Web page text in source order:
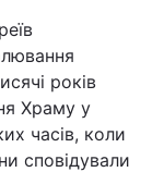
років
Храму у
часів, коли
сповідували